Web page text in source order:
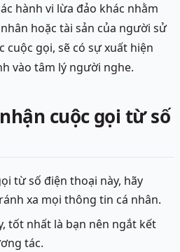
hành vi lừa đảo khác nhằm
hoặc tài sản của người sử
gọi, sẽ có sự xuất hiện
vào tâm lý người nghe.
cuộc gọi từ số
từ số điện thoại này, hãy
xa mọi thông tin cá nhân.
tốt nhất là bạn nên ngắt kết
tác.